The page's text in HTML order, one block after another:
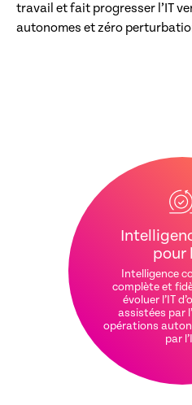
travail et fait progresser l’IT
autonomes et zéro
pour
Intelligence
complète et
évoluer l’IT
assistées par
opérations
par